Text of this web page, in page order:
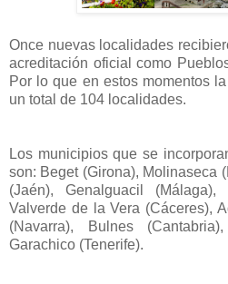
Once nuevas localidades
acreditación oficial como
Por lo que en estos momentos
un total de 104 localidades.
Los municipios que se
son: Beget (Girona), Molinaseca
(Jaén), Genalguacil
Valverde de la Vera (Cáceres),
(Navarra), Bulnes
Garachico (Tenerife).